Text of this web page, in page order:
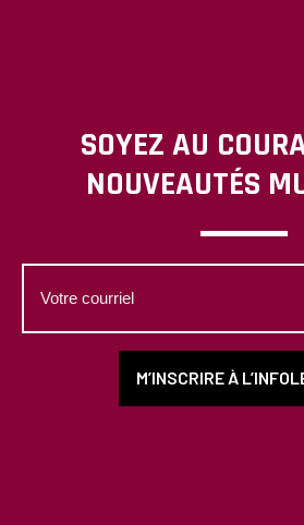
SOYEZ AU
NOUVEAUTÉS
courriel
M’INSCRIRE À